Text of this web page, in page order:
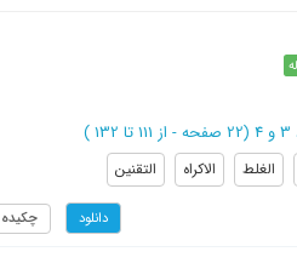
(‎22 صفحه - از 111 تا 132 )
الغلط الاکراه التقنین
دانلود چکیده